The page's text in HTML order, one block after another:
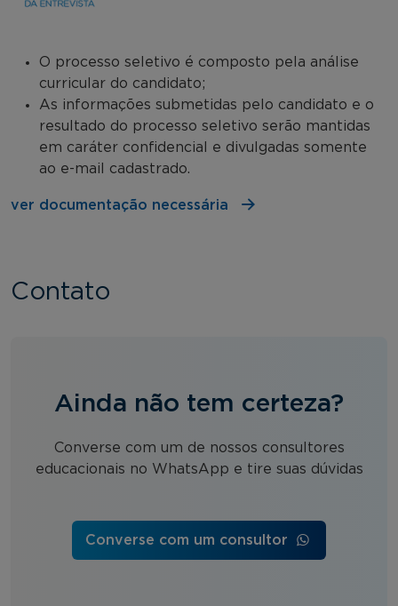
O processo seletivo é composto pela análise
curricular do candidato;
As informações submetidas pelo candidato e o
resultado do processo seletivo serão mantidas
em caráter confidencial e divulgadas somente
ao e-mail cadastrado.
ver documentação necessária
Contato
Ainda não tem certeza?
Converse com um de nossos consultores
educacionais no WhatsApp e tire suas dúvidas
Converse com um consultor